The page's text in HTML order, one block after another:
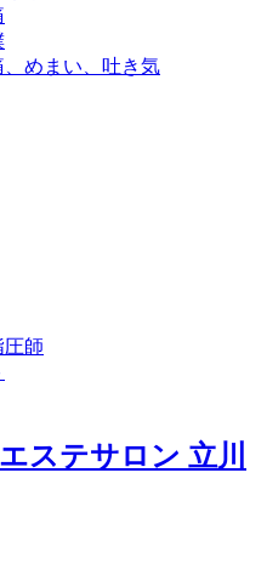
めまい、吐き気
圧師
ステサロン 立川